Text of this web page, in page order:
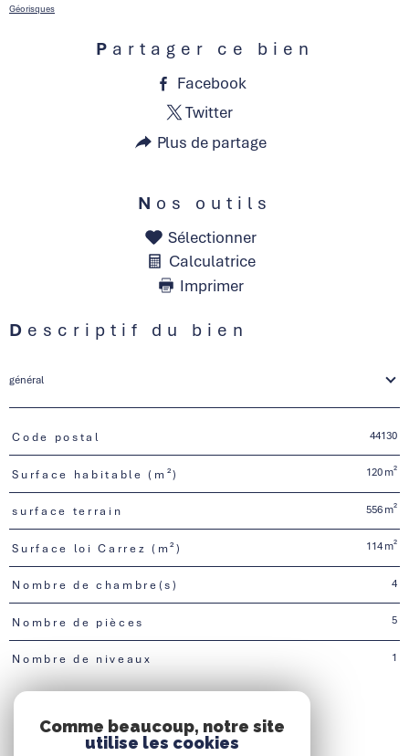
Géorisques
Partager ce bien
Facebook
Twitter
Plus de partage
Nos outils
Sélectionner
Calculatrice
Imprimer
Descriptif du bien
général
TRAD_PAMPERO_Caracteristique
Code postal 44130
Surface habitable (m²) 120 m²
surface terrain 556 m²
Surface loi Carrez (m²) 114 m²
Nombre de chambre(s) 4
Nombre de pièces 5
Nombre de niveaux 1
Comme beaucoup, notre site
utilise les cookies